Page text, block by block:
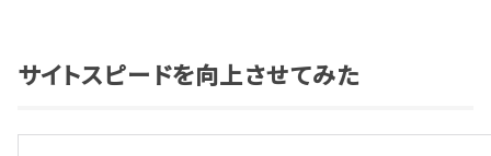
サイトスピードを向上させてみた